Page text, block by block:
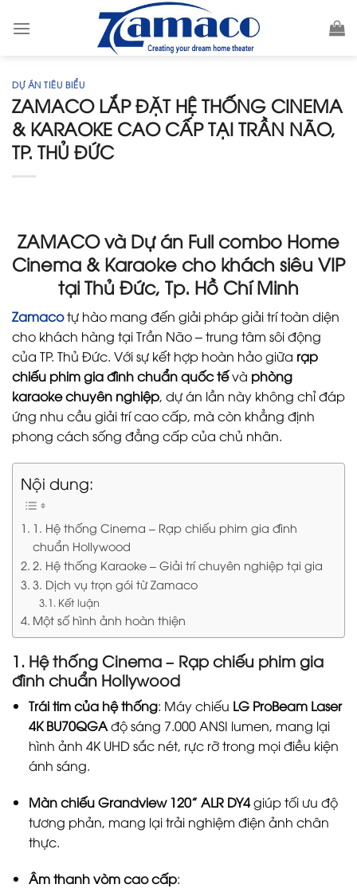
DỰ ÁN TIÊU BIỂU
ZAMACO LẮP ĐẶT HỆ THỐNG CINEMA
& KARAOKE CAO CẤP TẠI TRẦN NÃO,
TP. THỦ ĐỨC
ZAMACO và Dự án Full combo Home
Cinema & Karaoke cho khách siêu VIP
tại Thủ Đức, Tp. Hồ Chí Minh
Zamacotự hào mang đến giải pháp giải trí toàn diện
cho khách hàng tại Trần Não – trung tâm sôi động
của TP. Thủ Đức. Với sự kết hợp hoàn hảo giữa rạp
chiếu phim gia đình chuẩn quốc tếvà phòng
karaoke chuyên nghiệp, dự án lần này không chỉ đáp
ứng nhu cầu giải trí cao cấp, mà còn khẳng định
phong cách sống đẳng cấp của chủ nhân.
Nội dung:
1. Hệ thống Cinema – Rạp chiếu phim gia đình
chuẩn Hollywood
2. Hệ thống Karaoke – Giải trí chuyên nghiệp tại gia
3. Dịch vụ trọn gói từ Zamaco
Kết luận
Một số hình ảnh hoàn thiện
1. Hệ thống Cinema – Rạp chiếu phim gia
đình chuẩn Hollywood
Trái tim của hệ thống: Máy chiếu LG ProBeam Laser
4K BU70QGAđộ sáng 7.000 ANSI lumen, mang lại
hình ảnh 4K UHD sắc nét, rực rỡ trong mọi điều kiện
ánh sáng.
Màn chiếu Grandview 120” ALR DY4giúp tối ưu độ
tương phản, mang lại trải nghiệm điện ảnh chân
thực.
Âm thanh vòm cao cấp: